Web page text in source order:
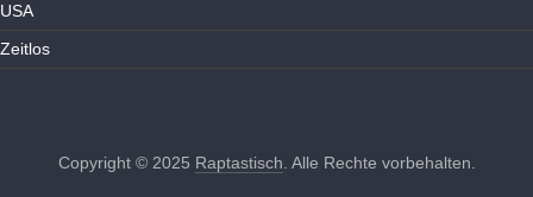
USA
Zeitlos
Copyright © 2025 Raptastisch . Alle Rechte vorbehalten.